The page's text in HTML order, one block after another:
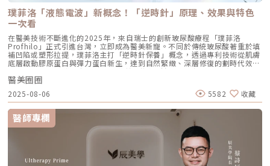
垂。 [5] 下顎角前緣： 位於下顎角前側約 1 公分處。幫助拉緊腮幫子多餘
的鬆弛組織，讓下顎線條清晰。五、 哪些部位最適合 Profhilo 逆時針？
Profhilo 逆時針之所以能成為抗老界的寵兒，不僅是因為它的成分純淨，
更因為它解決了傳統醫美難以觸及的「盲區」。它不靠體積填充，而是透過
「液態拉皮」的概念，從根本提升肌膚彈性。以下四個部位是我在臨床運用
中最推薦的：1. 臉部液態拉皮：BAP 五點精準誘導這是 Profhilo 的核心應
用。與傳統玻尿酸增加臉部「厚重感」或「體積支撐」的邏輯完全不同，
Profhilo 本質上是液態拉皮。我們採用國際標準的 BAP（Bio Aesthetic
Points）五點注射法，這五個點是避開重要血管、精準將玻尿酸導入真皮層
的黃金位置： 顴骨高點：啟動中臉肌膚的生物重塑，優化張力。 鼻翼瞳孔
交界：透過提升肌膚彈力，自然弱化法令紋的視覺感。 耳廓下前緣：強化
臉部外側緊緻度，讓輪廓不再鬆垮。 下頷嘴角交界：改善嘴角周圍的鬆
弛，恢復皮膚原有的拉力。 下顎角前緣：誘導彈力蛋白新生，收緊下頷邊
緣的曲線。這五個點位並非用來「填充凹陷」，而是作為信號啟動點，讓玻
尿酸在皮下如水幕般擴散，誘導彈力蛋白大量新生，像是在皮下植入了一層
隱形的「彈力網」，讓下顎線與中臉自然回歸緊緻狀態。2. 火雞頸與橫向頸
紋：修復彈力纖維的救星頸部皮膚極薄，且缺乏支撐結構，老化多半是因為
彈力纖維斷裂。傳統填充型玻尿酸因為有化學交聯，施打後容易因重力或皮
膚過薄而產生凸起（毛毛蟲現象）。Profhilo 具備極佳的流動性，能均勻
璞菲洛「液態電波」新概念！「逆時針」原理、效果與特色
一次看
在醫美技術不斷進化的2025年，來自瑞士的創新玻尿酸療程「璞菲洛
Profhilo」正式引進台灣，立即成為醫美新寵。不同於傳統玻尿酸著重於填
補凹陷或塑形拉提，璞菲洛主打「逆時針保養」概念，透過專利技術從肌膚
底層啟動膠原蛋白與彈力蛋白新生，達到自然緊緻、深層修復的劃時代效
果。 Profhilo更邀請郭台銘夫人曾馨瑩擔任形象大使，迅速成為市場焦
點。我們將帶你全面認識這項創新療程，從作用原理、五大特色到適合對象
與常見問題，一次搞懂「逆時針玻尿酸」的魅力！ 璞菲洛Profhilo是什
麼？ 璞菲洛是一項注射型玻尿酸產品，由瑞士IBSA研發，正式名稱為「高
低分子玻尿酸皮下植入劑」，在台灣獲得衛福部核准，俗稱為「逆時針」。
與傳統玻尿酸不同，璞菲洛不以填補凹陷為目的，而是透過生物重塑（bio-
remodeling）方式，喚醒肌膚自身的修復機能，促進膠原蛋白和彈力蛋白
的生成，達到自然緊緻與改善膚質的效果。璞菲洛Profhilo的五大特色璞菲
洛之所以能引發醫美界關注，主要在於它與傳統玻尿酸有著本質上的不同，
透過獨特技術從根本上改善肌膚狀態。以下是璞菲洛最突出的五大特色：1.
獨特「生物重塑」機制：啟動膠原與彈力蛋白再生璞菲洛的核心技術採用專
利高、低分子量玻尿酸複合配方，在不添加交聯劑的情況下，能刺激皮膚深
醫美圈圈
2025-08-06 5582 收藏
醫師專欄